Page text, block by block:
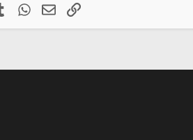
Tumblr WhatsApp
EmailLink